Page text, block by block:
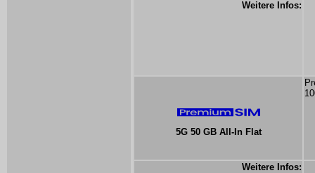
Weitere Infos:
5G 50 GB All-In Flat
Weitere Infos: